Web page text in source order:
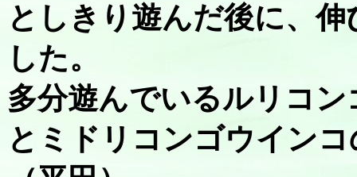
としきり遊んだ後に、
した。
多分遊んでいるルリコ
とミドリコンゴウイン